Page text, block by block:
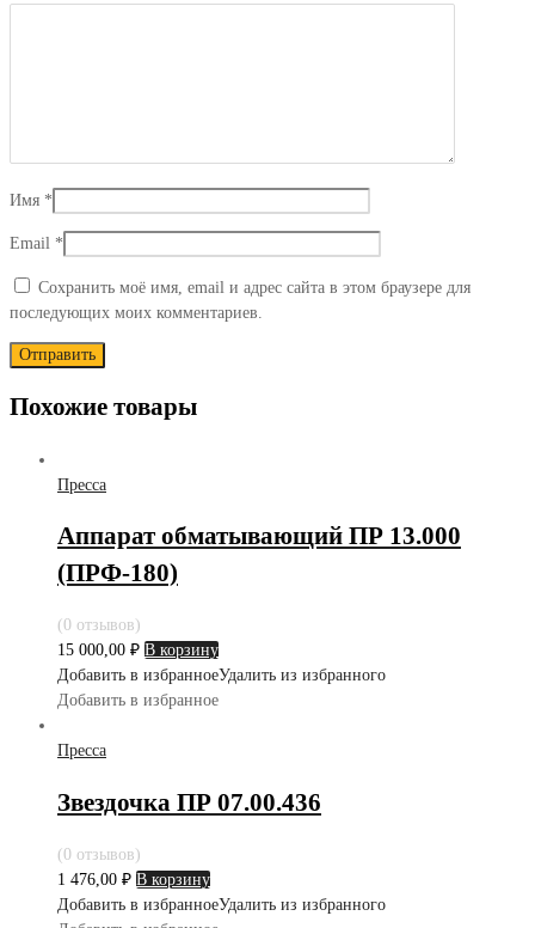
Имя *
Email *
Сохранить моё имя, email и адрес сайта в этом браузере для
последующих моих комментариев.
Похожие товары
Пресса
Аппарат обматывающий ПР 13.000
(ПРФ-180)
(0 отзывов)
15 000,00 ₽ В корзину
Добавить в избранноеУдалить из избранного
Добавить в избранное
Пресса
Звездочка ПР 07.00.436
(0 отзывов)
1 476,00 ₽ В корзину
Добавить в избранноеУдалить из избранного